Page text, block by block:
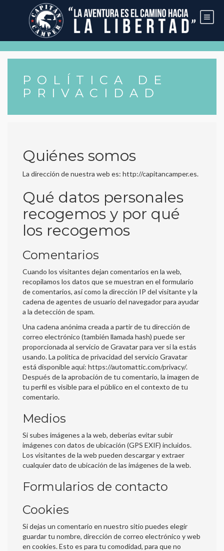
POLÍTICA DE
PRIVACIDAD
Quiénes somos
La dirección de nuestra web es: http://capitancamper.es.
Qué datos personales
recogemos y por qué
los recogemos
Comentarios
Cuando los visitantes dejan comentarios en la web,
recopilamos los datos que se muestran en el formulario
de comentarios, así como la dirección IP del visitante y la
cadena de agentes de usuario del navegador para ayudar
a la detección de spam.
Una cadena anónima creada a partir de tu dirección de
correo electrónico (también llamada hash) puede ser
proporcionada al servicio de Gravatar para ver si la estás
usando. La política de privacidad del servicio Gravatar
está disponible aquí: https://automattic.com/privacy/.
Después de la aprobación de tu comentario, la imagen de
tu perfil es visible para el público en el contexto de tu
comentario.
Medios
Si subes imágenes a la web, deberías evitar subir
imágenes con datos de ubicación (GPS EXIF) incluidos.
Los visitantes de la web pueden descargar y extraer
cualquier dato de ubicación de las imágenes de la web.
Formularios de contacto
Cookies
Si dejas un comentario en nuestro sitio puedes elegir
guardar tu nombre, dirección de correo electrónico y web
en cookies. Esto es para tu comodidad, para que no